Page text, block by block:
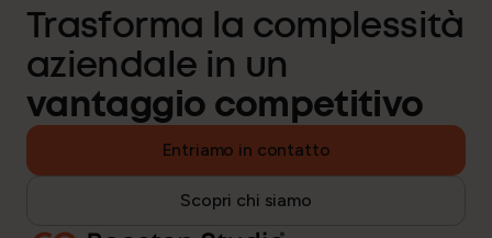
Trasforma la complessità
aziendale in un
vantaggio competitivo
Entriamo in contatto
Scopri chi siamo